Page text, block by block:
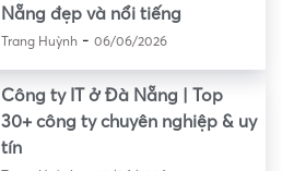
Nẵng đẹp và nổi tiếng
Trang Huỳnh- 06/06/2026
Công ty IT ở Đà Nẵng | Top
30+ công ty chuyên nghiệp & uy
tín